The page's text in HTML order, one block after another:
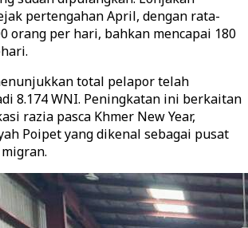
pertengahan April, dengan rata-
orang per hari, bahkan mencapai 180
total pelapor telah
8.174 WNI. Peningkatan ini berkaitan
razia pasca Khmer New Year,
Poipet yang dikenal sebagai pusat